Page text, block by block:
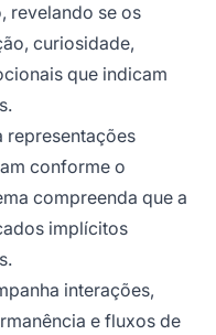
revelando se os
curiosidade,
que indicam
representações
conforme o
compreenda que a
implícitos
interações,
e fluxos de